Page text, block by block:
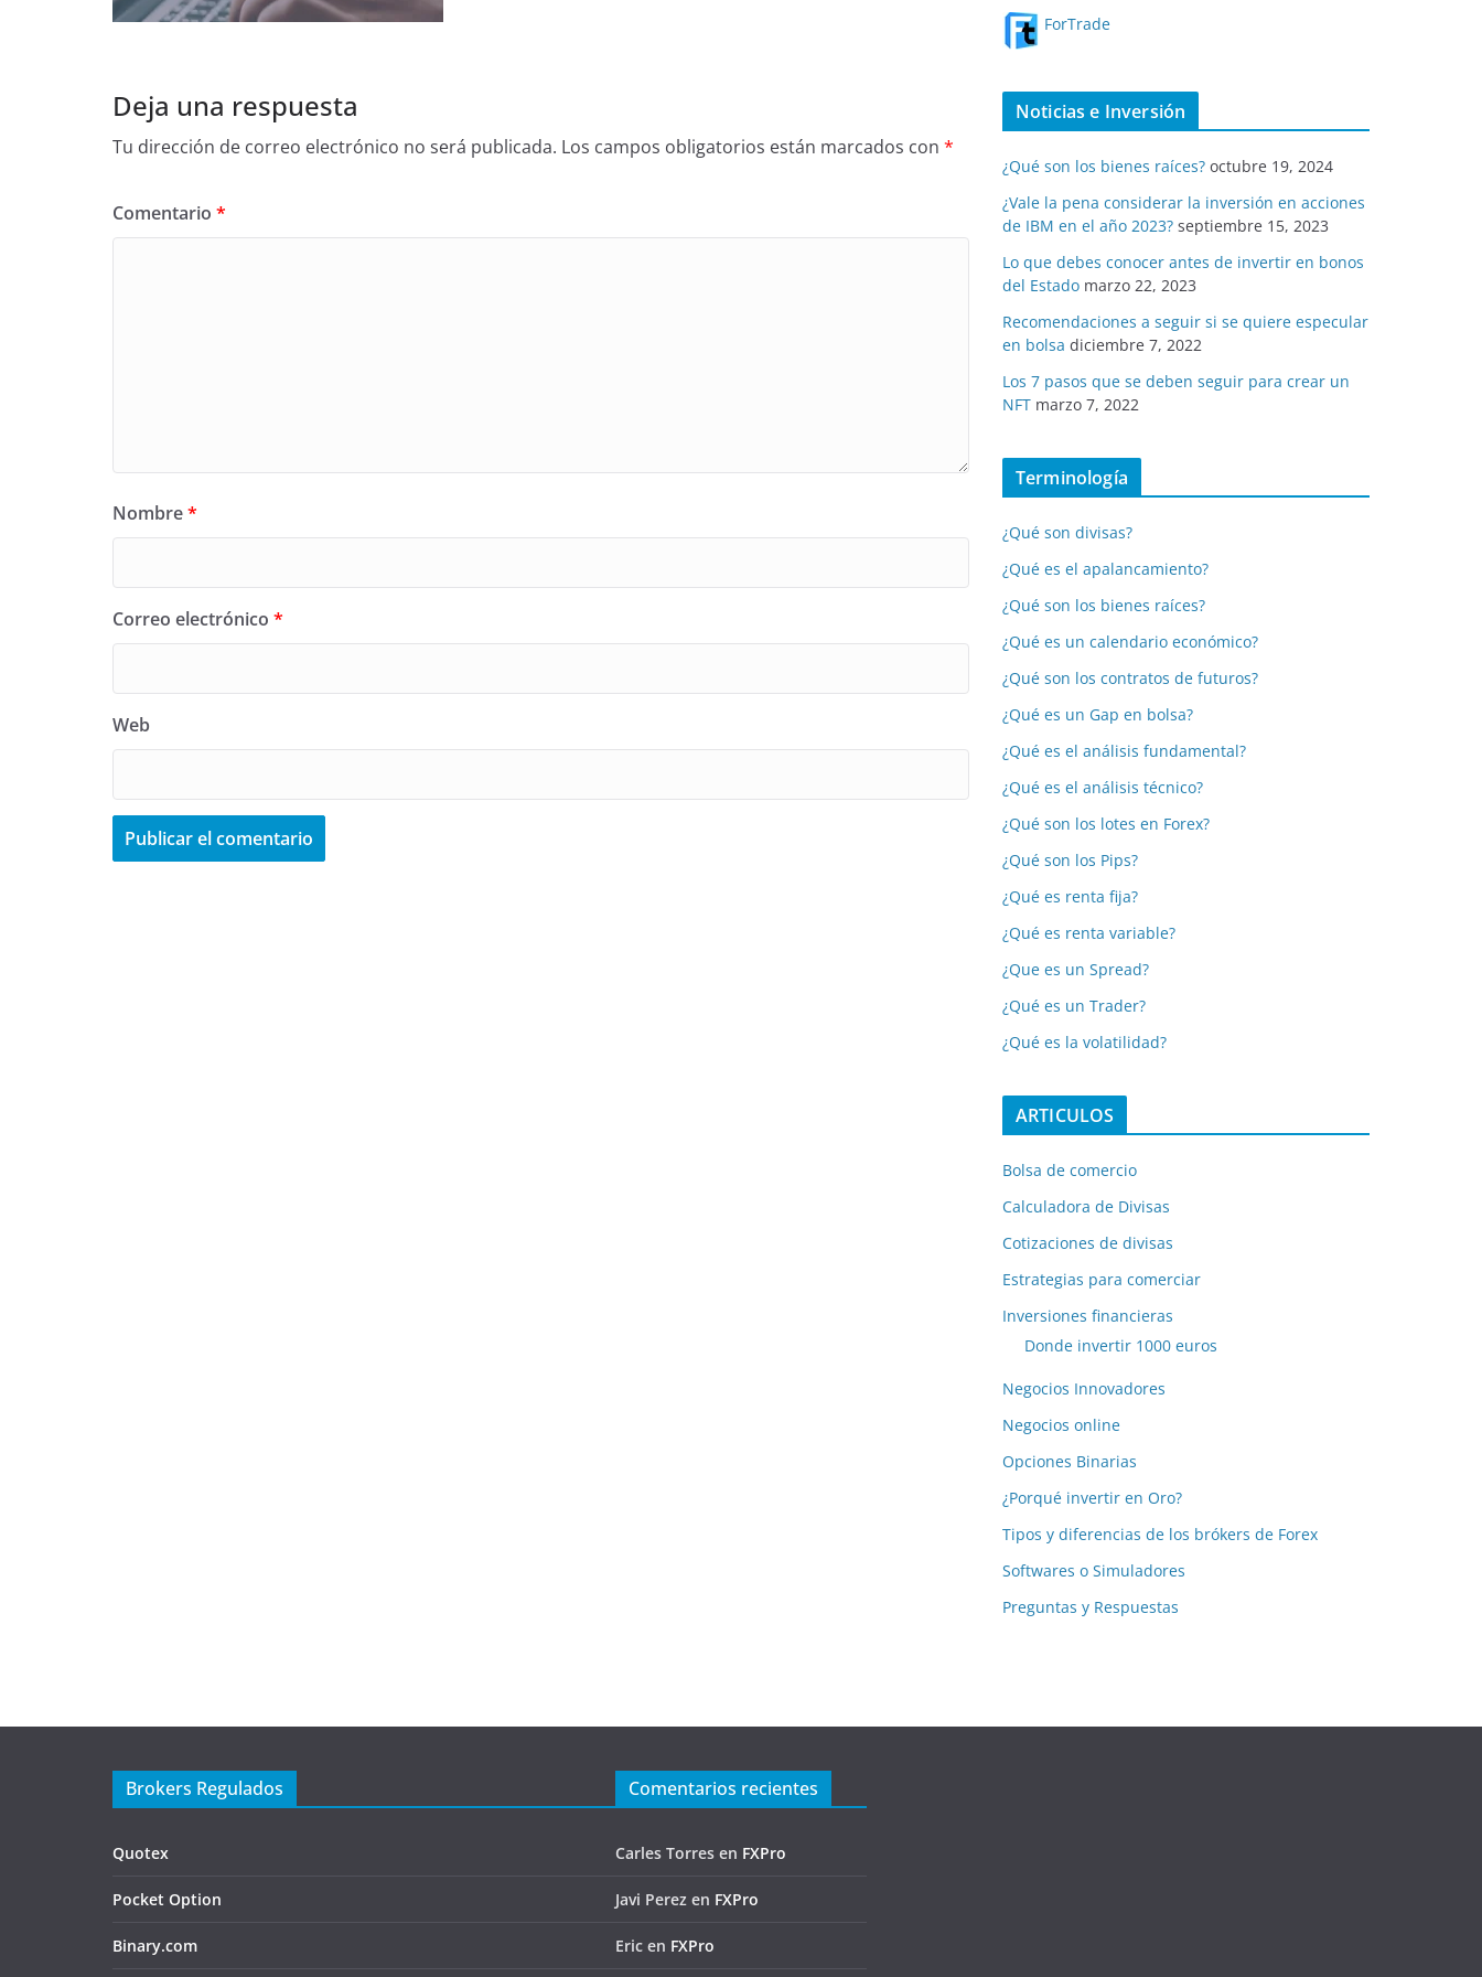
Deja una respuesta
Tu dirección de correo electrónico no será publicada. Los campos obligatorios están marcados con *
Comentario *
Nombre*
Correo electrónico *
Web
ForTrade
Noticias e Inversión
¿Qué son los bienes raíces? octubre 19, 2024
¿Vale la pena considerar la inversión en acciones
de IBM en el año 2023? septiembre 15, 2023
Lo que debes conocer antes de invertir en bonos
del Estado marzo 22, 2023
Recomendaciones a seguir si se quiere especular
en bolsa diciembre 7, 2022
Los 7 pasos que se deben seguir para crear un
NFT marzo 7, 2022
Terminología
¿Qué son divisas?
¿Qué es el apalancamiento?
¿Qué son los bienes raíces?
¿Qué es un calendario económico?
¿Qué son los contratos de futuros?
¿Qué es un Gap en bolsa?
¿Qué es el análisis fundamental?
¿Qué es el análisis técnico?
¿Qué son los lotes en Forex?
¿Qué son los Pips?
¿Qué es renta fija?
¿Qué es renta variable?
¿Que es un Spread?
¿Qué es un Trader?
¿Qué es la volatilidad?
ARTICULOS
Bolsa de comercio
Calculadora de Divisas
Cotizaciones de divisas
Estrategias para comerciar
Inversiones financieras
Donde invertir 1000 euros
Negocios Innovadores
Negocios online
Opciones Binarias
¿Porqué invertir en Oro?
Tipos y diferencias de los brókers de Forex
Softwares o Simuladores
Preguntas y Respuestas
Brokers Regulados
Quotex
Pocket Option
Binary.com
Comentarios recientes
Carles Torres en FXPro
Javi Perez en FXPro
Eric en FXPro